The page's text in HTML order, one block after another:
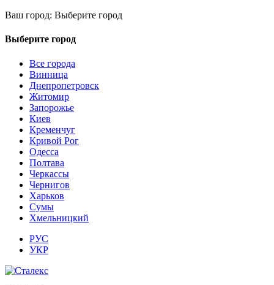
Ваш город: Выберите город
Выберите город
Все города
Винница
Днепропетровск
Житомир
Запорожье
Киев
Кременчуг
Кривой Рог
Одесса
Полтава
Черкассы
Чернигов
Харьков
Сумы
Хмельницкий
РУС
УКР